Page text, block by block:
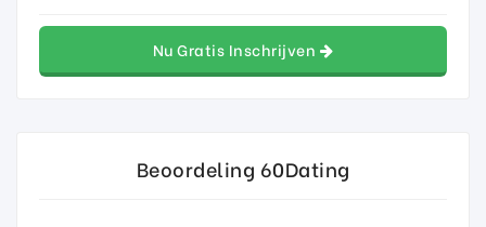
Nu Gratis Inschrijven
Beoordeling 60Dating